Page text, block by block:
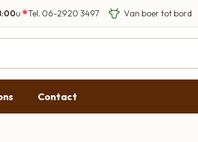
u
09:00 - 17:30
Tel. 06-2920 3497
Eigen Limousin
Eerlijke
Contact